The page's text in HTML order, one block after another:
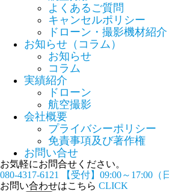
よくあるご質問
キャンセルポリシー
ドローン・撮影機材紹介
お知らせ（コラム）
お知らせ
コラム
実績紹介
ドローン
航空撮影
会社概要
プライバシーポリシー
免責事項及び著作権
お問い合せ
お気軽にお問合せください。
080-4317-6121
【受付】09:00～17:00（
お問い合わせはこちら CLICK